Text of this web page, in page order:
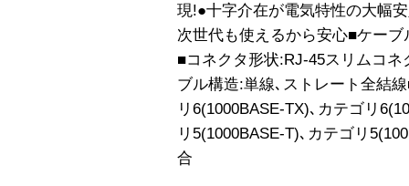
現!●十字介在が電気特性の大幅
次世代も使えるから安心■ケー
■コネクタ形状:RJ-45スリムコ
ブル構造:単線､ストレート全結
リ6(1000BASE-TX)､カテゴリ
リ5(1000BASE-T)､カテゴリ
合